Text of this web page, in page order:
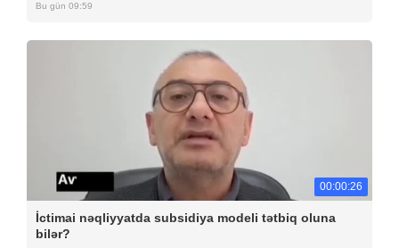
Bu gün 09:59
00:00:26
İctimai nəqliyyatda subsidiya modeli tətbiq oluna
bilər?